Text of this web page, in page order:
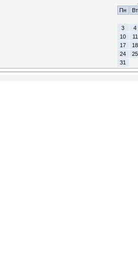
Пн
Вт
3
4
10
11
17
18
24
25
31